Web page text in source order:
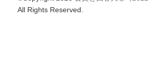
All Rights Reserved.